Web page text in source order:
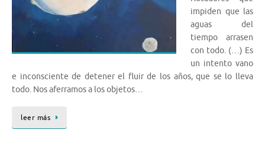
impiden que las
aguas del
tiempo arrasen
con todo. (…) Es
un intento vano
e inconsciente de detener el fluir de los años, que se lo lleva
todo. Nos aferramos a los objetos…
leer más